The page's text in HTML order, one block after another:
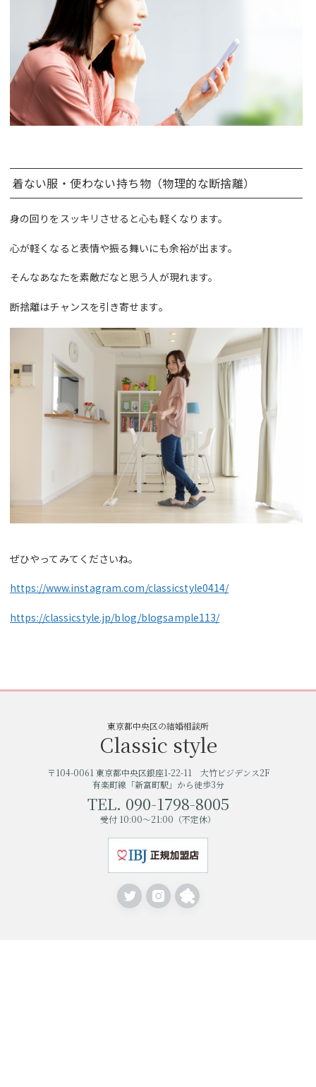
着ない服・使わない持ち物（物理的な断捨離）
身の回りをスッキリさせると心も軽くなります。
心が軽くなると表情や振る舞いにも余裕が出ます。
そんなあなたを素敵だなと思う人が現れます。
断捨離はチャンスを引き寄せます。
ぜひやってみてくださいね。
https://www.instagram.com/classicstyle0414/
https://classicstyle.jp/blog/blogsample113/
東京都中央区の結婚相談所
Classic style
〒104-0061 東京都中央区銀座1-22-11 大竹ビジデンス2F
有楽町線「新富町駅」から徒歩3分
TEL. 090-1798-8005
受付 10:00〜21:00（不定休）